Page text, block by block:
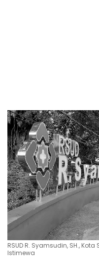
RSUD R. Syamsudin, SH.,
Istimewa